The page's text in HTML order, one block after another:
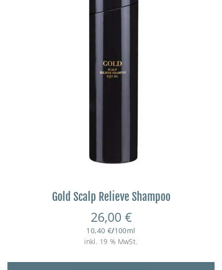
Gold Scalp Relieve Shampoo
26,00 €
10,40 €/100ml
inkl. 19 % MwSt.